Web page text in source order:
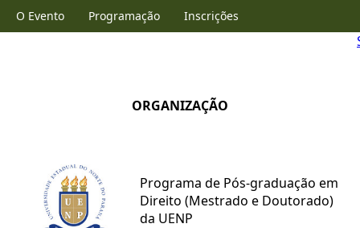
O Evento Programação Inscrições
ORGANIZAÇÃO
Programa de Pós-graduação em
Direito (Mestrado e Doutorado)
da UENP